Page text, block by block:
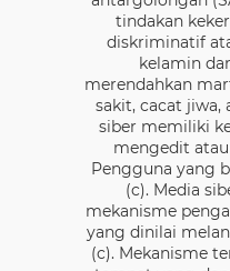
tindakan
diskriminatif
kelamin
merendahkan
sakit, cacat jiwa,
siber memiliki
mengedit
Pengguna yang
(c). Media
mekanisme
yang dinilai
(c). Mekanisme